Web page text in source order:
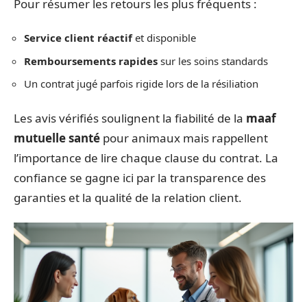
Pour résumer les retours les plus fréquents :
Service client réactifet disponible
Remboursements rapides sur les soins standards
Un contrat jugé parfois rigide lors de la résiliation
Les avis vérifiés soulignent la fiabilité de la maaf
mutuelle santé pour animaux mais rappellent
l’importance de lire chaque clause du contrat. La
confiance se gagne ici par la transparence des
garanties et la qualité de la relation client.